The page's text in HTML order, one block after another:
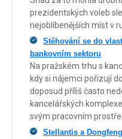
prezidentských voleb
nejoblíbenějších míst v
Stěhování se do
bankovním sektoru
Na pražském trhu s
kdy si nájemci pořizují
doposud příliš často
kancelářských
svým pracovním
Stellantis a